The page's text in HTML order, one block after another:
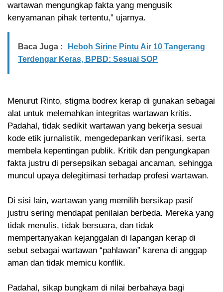
wartawan mengungkap fakta yang mengusik
kenyamanan pihak tertentu,” ujarnya.
Baca Juga :
Heboh Sirine Pintu Air 10 Tangerang
Terdengar Keras, BPBD: Sesuai SOP
Menurut Rinto, stigma bodrex kerap di gunakan sebagai
alat untuk melemahkan integritas wartawan kritis.
Padahal, tidak sedikit wartawan yang bekerja sesuai
kode etik jurnalistik, mengedepankan verifikasi, serta
membela kepentingan publik. Kritik dan pengungkapan
fakta justru di persepsikan sebagai ancaman, sehingga
muncul upaya delegitimasi terhadap profesi wartawan.
Di sisi lain, wartawan yang memilih bersikap pasif
justru sering mendapat penilaian berbeda. Mereka yang
tidak menulis, tidak bersuara, dan tidak
mempertanyakan kejanggalan di lapangan kerap di
sebut sebagai wartawan “pahlawan” karena di anggap
aman dan tidak memicu konflik.
Padahal, sikap bungkam di nilai berbahaya bagi